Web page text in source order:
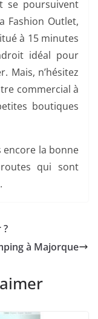
se poursuivent
Fashion Outlet,
à 15 minutes
idéal pour
Mais, n’hésitez
commercial à
boutiques
encore la bonne
qui sont
à Majorque